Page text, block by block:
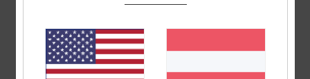
Preis-Leistungs-Verhältnis